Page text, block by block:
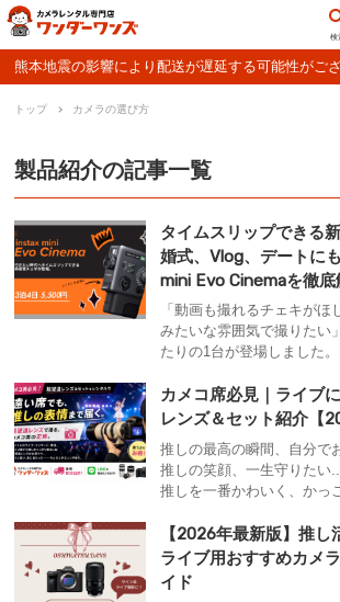
検
トップ カメラの選び方
製品紹介の記事一覧
タイムスリップできる
婚式、Vlog、デートに
mini Evo Cinemaを徹底
「動画も撮れるチェキが
みたいな雰囲気で撮りた
たりの1台が登場しました
たハイブリッドインスタン
静止画撮影・スマホプリン
機能...
カメコ席必見｜ライブ
レンズ＆セット紹介【
推しの最高の瞬間、自分で
推しの笑顔、一生守りたい
推しを一番かわいく、かっ
レンタルはおすすめです。 .ww-camera-article * {
box-
【2026年最新版】推し
ライブ用おすすめカメ
イド